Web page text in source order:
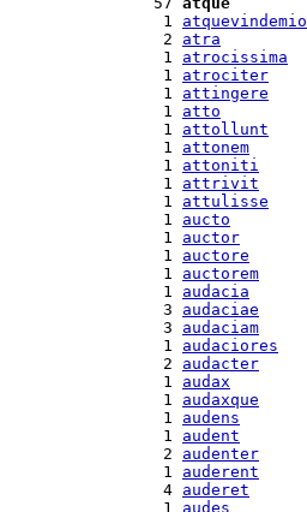
  1
atquevindemio
  2
atra
  1
atrocissima
  1
atrociter
  1
attingere
  1
atto
  1
attollunt
  1
attonem
  1
attoniti
  1
attrivit
  1
attulisse
  1
aucto
  1
auctor
  1
auctore
  1
auctorem
  1
audacia
  3
audaciae
  3
audaciam
  1
audaciores
  2
audacter
  1
audax
  1
audaxque
  1
audens
  1
audent
  2
audenter
  1
auderent
  4
auderet
  1
audes